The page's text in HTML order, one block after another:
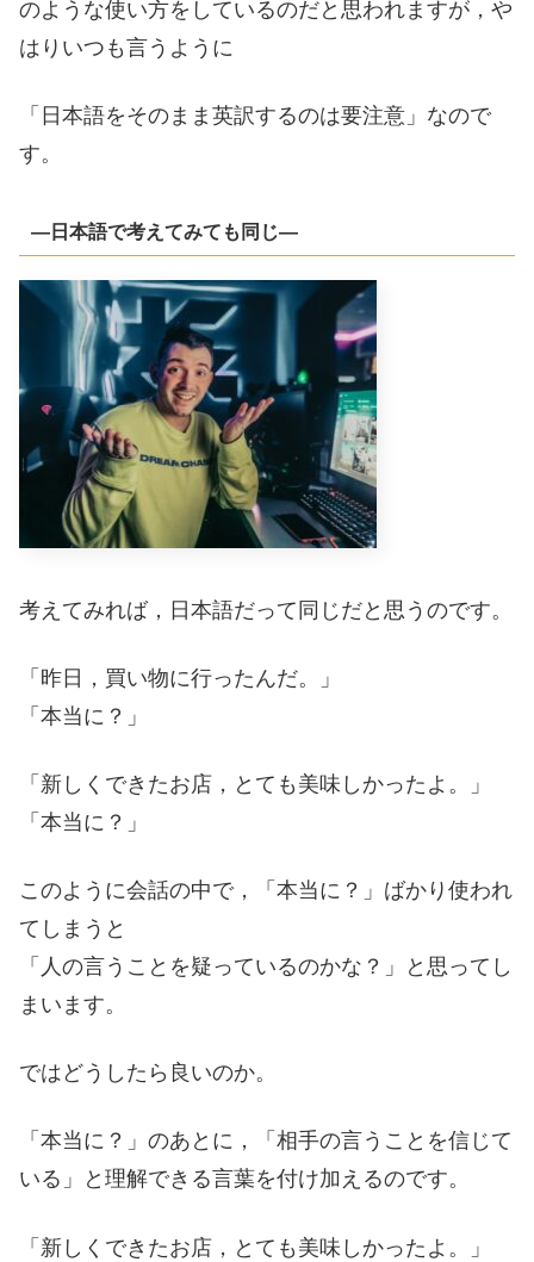
のような使い方をしているのだと思われますが，や
はりいつも言うように
「日本語をそのまま英訳するのは要注意」なので
す。
―日本語で考えてみても同じ―
考えてみれば，日本語だって同じだと思うのです。
「昨日，買い物に行ったんだ。」
「本当に？」
「新しくできたお店，とても美味しかったよ。」
「本当に？」
このように会話の中で，「本当に？」ばかり使われ
てしまうと
「人の言うことを疑っているのかな？」と思ってし
まいます。
ではどうしたら良いのか。
「本当に？」のあとに，「相手の言うことを信じて
いる」と理解できる言葉を付け加えるのです。
「新しくできたお店，とても美味しかったよ。」